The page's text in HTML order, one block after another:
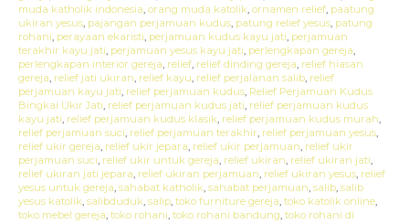
muda katholik indonesia orang muda katolik ornamen relief paatung
ukiran yesus pajangan perjamuan kudus patung relief yesus patung
rohani perayaan ekaristi perjamuan kudus kayu jati perjamuan
terakhir kayu jati perjamuan yesus kayu jati perlengkapan gereja
perlengkapan interior gereja relief relief dinding gereja relief hiasan
gereja relief jati ukiran relief kayu relief perjalanan salib relief
perjamuan kayu jati relief perjamuan kudus Relief Perjamuan Kudus
Bingkai Ukir Jati relief perjamuan kudus jati relief perjamuan kudus
kayu jati relief perjamuan kudus klasik relief perjamuan kudus murah
relief perjamuan suci relief perjamuan terakhir relief perjamuan yesus
relief ukir gereja relief ukir jepara relief ukir perjamuan relief ukir
perjamuan suci relief ukir untuk gereja relief ukiran relief ukiran jati
relief ukiran jati jepara relief ukiran perjamuan relief ukiran yesus relief
yesus untuk gereja sahabat katholik sahabat perjamuan salib salib
yesus katolik salibduduk salip toko furniture gereja toko katolik online
toko mebel gereja toko rohani toko rohani bandung toko rohani di